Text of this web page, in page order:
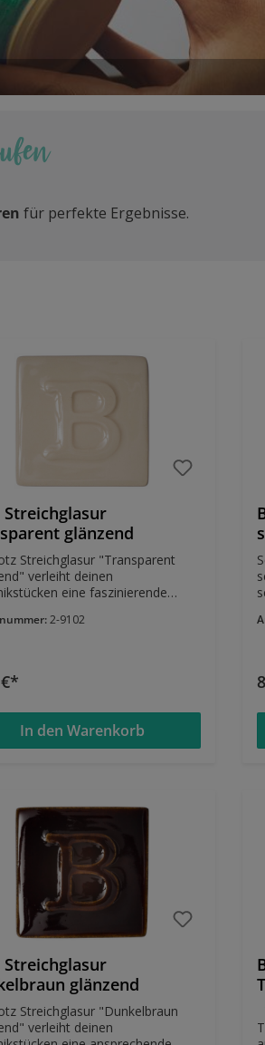
für perfekte Ergebnisse.
Streichglasur
glänzend
Streichglasur "Transparent
verleiht deinen
eine faszinierende
Oberfläche, die die
& ANWENDUNG Achtung:
auftragen, möglichst mit
Kann bis 1100°C
Auch für Raku
1020°-1060°C Raku
2-9102
In den Warenkorb
Streichglasur
glänzend
Streichglasur "Dunkelbraun
verleiht deinen